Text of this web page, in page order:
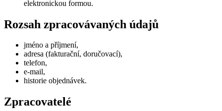
elektronickou formou.
Rozsah zpracovávaných údajů
jméno a příjmení,
adresa (fakturační, doručovací),
telefon,
e-mail,
historie objednávek.
Zpracovatelé